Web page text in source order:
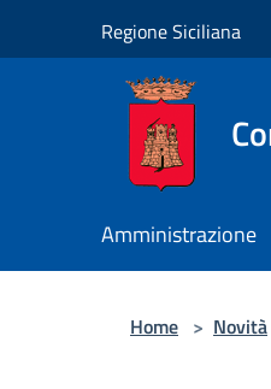
Regione Siciliana
Amministrazione
Home > Novità